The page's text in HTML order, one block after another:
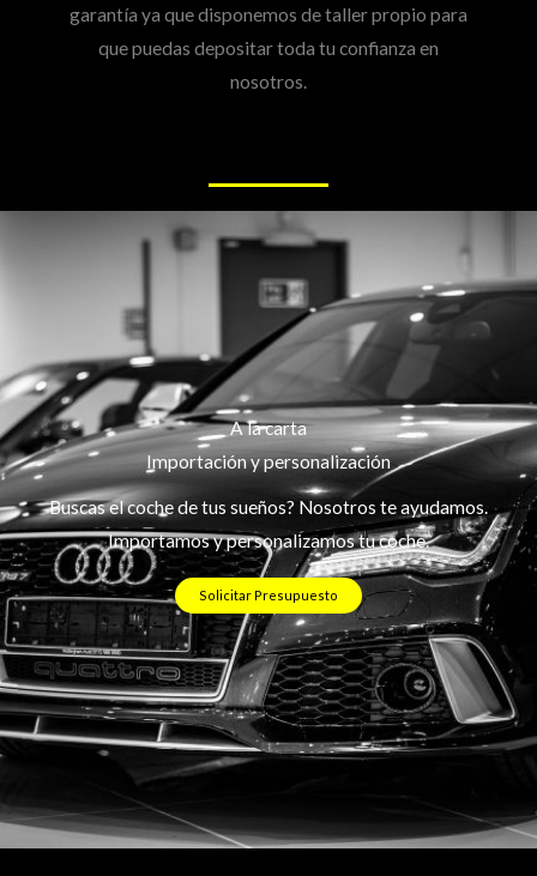
garantía ya que disponemos de taller propio para
que puedas depositar toda tu confianza en
nosotros.
A la carta
Importación y personalización
Buscas el coche de tus sueños? Nosotros te ayudamos.
Importamos y personalizamos tu coche.
Solicitar Presupuesto